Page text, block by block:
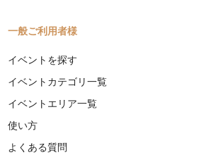
一般ご利用者様
イベントを探す
イベントカテゴリ一覧
イベントエリア一覧
使い方
よくある質問